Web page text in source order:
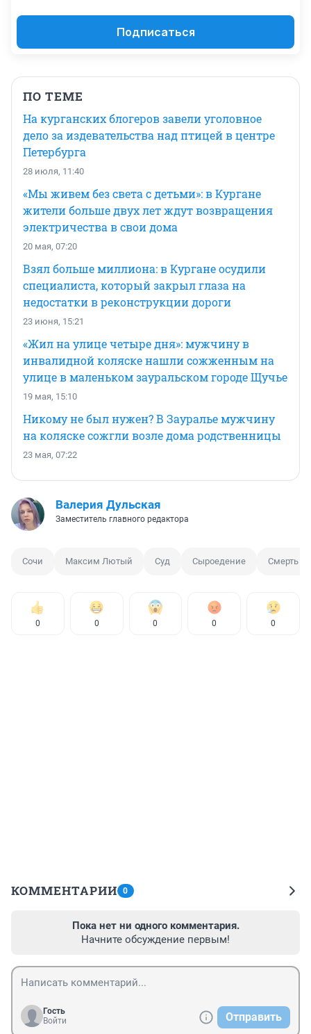
Подписаться
ПО ТЕМЕ
На курганских блогеров завели уголовное
дело за издевательства над птицей в центре
Петербурга
28 июля, 11:40
«Мы живем без света с детьми»: в Кургане
жители больше двух лет ждут возвращения
электричества в свои дома
20 мая, 07:20
Взял больше миллиона: в Кургане осудили
специалиста, который закрыл глаза на
недостатки в реконструкции дороги
23 июня, 15:21
«Жил на улице четыре дня»: мужчину в
инвалидной коляске нашли сожженным на
улице в маленьком зауральском городе Щучье
19 мая, 15:10
Никому не был нужен? В Зауралье мужчину
на коляске сожгли возле дома родственницы
23 мая, 07:22
Валерия Дульская
Заместитель главного редактора
Сочи Максим Лютый Суд Сыроедение Смерть
0 0 0 0 0
КОММЕНТАРИИ 0
Пока нет ни одного комментария.
Начните обсуждение первым!
Гость
Войти
Отправить